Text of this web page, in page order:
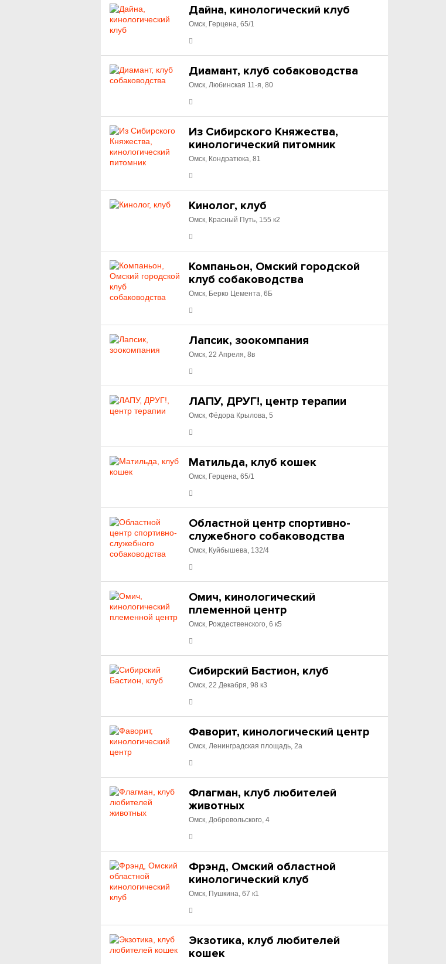
Дайна, кинологический клуб
Омск, Герцена, 65/1
Диамант, клуб собаководства
Омск, Любинская 11-я, 80
Из Сибирского Княжества,
кинологический питомник
Омск, Кондратюка, 81
Кинолог, клуб
Омск, Красный Путь, 155 к2
Компаньон, Омский городской
клуб собаководства
Омск, Берко Цемента, 6Б
Лапсик, зоокомпания
Омск, 22 Апреля, 8в
ЛАПУ, ДРУГ!, центр терапии
Омск, Фёдора Крылова, 5
Матильда, клуб кошек
Омск, Герцена, 65/1
Областной центр спортивно-
служебного собаководства
Омск, Куйбышева, 132/4
Омич, кинологический
племенной центр
Омск, Рождественского, 6 к5
Сибирский Бастион, клуб
Омск, 22 Декабря, 98 к3
Фаворит, кинологический центр
Омск, Ленинградская площадь, 2а
Флагман, клуб любителей
животных
Омск, Добровольского, 4
Фрэнд, Омский областной
кинологический клуб
Омск, Пушкина, 67 к1
Экзотика, клуб любителей
кошек